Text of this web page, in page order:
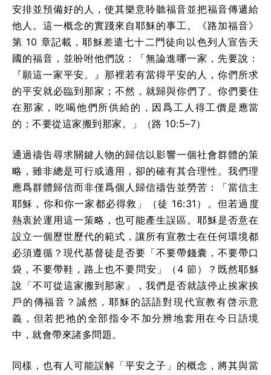
安排並預備好的人，使其樂意聆聽福音並把福音傳遞給
他人。這一概念的實踐來自耶穌的事工。《路加福音》
第 10 章記載，耶穌差遣七十二門徒向以色列人宣告天
國的福音，並吩咐他們說：「無論進哪一家，先要說：
『願這一家平安。』那裡若有當得平安的人，你們所求
的平安就必臨到那家；不然，就歸與你們了。你們要住
在那家，吃喝他們所供給的，因爲工人得工價是應當
的；不要從這家搬到那家。」（路 10:5–7）
通過禱告尋求關鍵人物的歸信以影響一個社會群體的策
略，雖非總是可行或適用，卻的確有其合理性。我們理
應爲群體歸信而非僅爲個人歸信禱告並勞苦：「當信主
耶穌，你和你一家都必得救」（徒 16:31）。但若過度
熱衷於運用這一策略，也可能產生誤區。耶穌是否意在
設立一個歷世歷代的範式，讓所有宣教士在任何環境都
必須遵循？現代基督徒是否要「不要帶錢囊，不要帶口
袋，不要帶鞋，路上也不要問安」（4 節）？既然耶穌
說「不可從這家搬到那家」，我們是否就該停止挨家挨
戶的傳福音？誠然，耶穌的話語對現代宣教有啓示意
義，但若把祂的全部指令不加分辨地套用在今日語境
中，就會帶來諸多問題。
同樣，也有人可能誤解「平安之子」的概念，將其與當